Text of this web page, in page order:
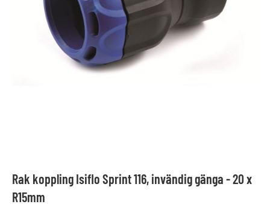
Rak koppling Isiflo Sprint 116, invändig gänga - 20 x
R15mm